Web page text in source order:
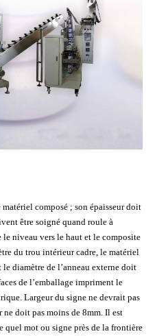
composé ; son épaisseur doit
être soigné quand roule à
le niveau vers le haut et le composite
du trou intérieur cadre, le matériel
le diamètre de l’anneau externe doit
de l’emballage impriment le
Largeur du signe ne devrait pas
doit pas moins de 8mm. Il est
quel mot ou signe près de la frontière